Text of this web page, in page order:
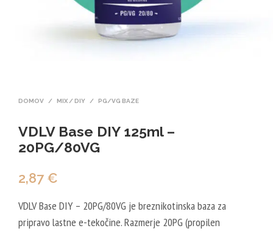
DOMOV / MIX / DIY / PG/VG BAZE
VDLV Base DIY 125ml –
20PG/80VG
2,87 €
VDLV Base DIY – 20PG/80VG je breznikotinska baza za
pripravo lastne e-tekočine. Razmerje 20PG (propilen